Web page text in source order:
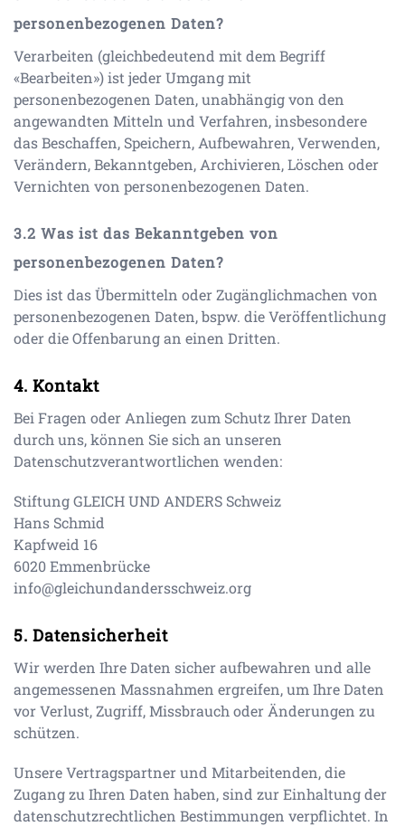
personenbezogenen Daten?
Verarbeiten (gleichbedeutend mit dem Begriff
«Bearbeiten») ist jeder Umgang mit
personenbezogenen Daten, unabhängig von den
angewandten Mitteln und Verfahren, insbesondere
das Beschaffen, Speichern, Aufbewahren, Verwenden,
Verändern, Bekanntgeben, Archivieren, Löschen oder
Vernichten von personenbezogenen Daten.
Was ist das Bekanntgeben von
personenbezogenen Daten?
Dies ist das Übermitteln oder Zugänglichmachen von
personenbezogenen Daten, bspw. die Veröffentlichung
oder die Offenbarung an einen Dritten.
Kontakt
Bei Fragen oder Anliegen zum Schutz Ihrer Daten
durch uns, können Sie sich an unseren
Datenschutzverantwortlichen wenden:
Stiftung GLEICH UND ANDERS Schweiz
Hans Schmid
Kapfweid 16
6020Emmenbrücke
info@gleichundandersschweiz.org
Datensicherheit
Wir werden Ihre Daten sicher aufbewahren und alle
angemessenen Massnahmen ergreifen, um Ihre Daten
vor Verlust, Zugriff, Missbrauch oder Änderungen zu
schützen.
Unsere Vertragspartner und Mitarbeitenden, die
Zugang zu Ihren Daten haben, sind zur Einhaltung der
datenschutzrechtlichen Bestimmungen verpflichtet. In